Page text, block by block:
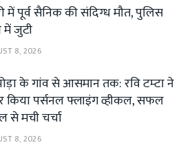
में पूर्व सैनिक की संदिग्ध मौत, पुलिस
जुटी
8, 2026
के गांव से आसमान तक: रवि टम्टा ने
किया पर्सनल फ्लाइंग व्हीकल, सफल
से मची चर्चा
8, 2026